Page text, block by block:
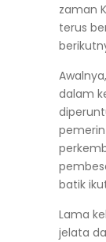
zaman
terus
dalam
batik
Lama
jelata